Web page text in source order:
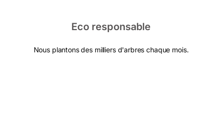
Eco responsable
Nous plantons des milliers d'arbres chaque mois.